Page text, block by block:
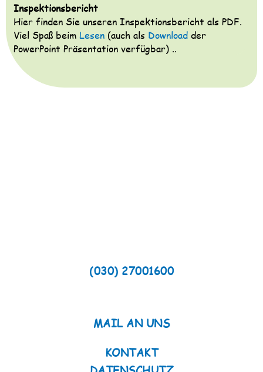
Inspektionsbericht
Hier finden Sie unseren Inspektionsbericht als PDF.
Viel Spaß beim Lesen (auch als Download der
PowerPoint Präsentation verfügbar) ..
(030) 27001600
MAIL AN UNS
KONTAKT